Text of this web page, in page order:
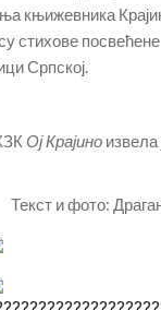
књижевника
стихове посвећене
Српској.
Ој Крајино извела
Текст и фото: